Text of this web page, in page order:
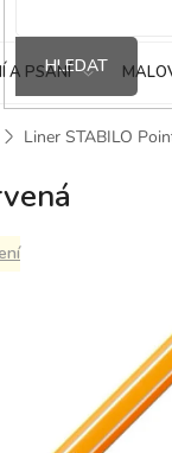
HLEDAT
A PSANÍ
Liner STABILO